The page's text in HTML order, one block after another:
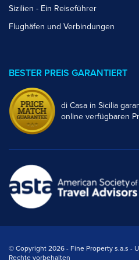
Sizilien - Ein Reiseführer
Flughäfen und Verbindungen
BESTER PREIS GARANTIERT
di Casa in Sicilia
online verfügbaren
© Copyright 2026 - Fine Property s.a.s -
Rechte vorbehalten